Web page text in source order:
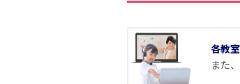
各教
また